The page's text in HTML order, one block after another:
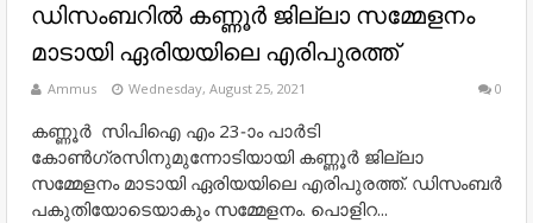
ഡിസംബറിൽ കണ്ണൂർ ജില്ലാ സമ്മേളനം
മാടായി ഏരിയയിലെ എരിപുരത്ത്
Ammus Wednesday, August 25, 2021 0
കണ്ണൂർ സിപിഐ എം 23-ാം പാർടി
കോൺഗ്രസിനുമുന്നോടിയായി കണ്ണൂർ ജില്ലാ
സമ്മേളനം മാടായി ഏരിയയിലെ എരിപുരത്ത്. ഡിസംബർ
പകുതിയോടെയാകും സമ്മേളനം. പൊളിറ...